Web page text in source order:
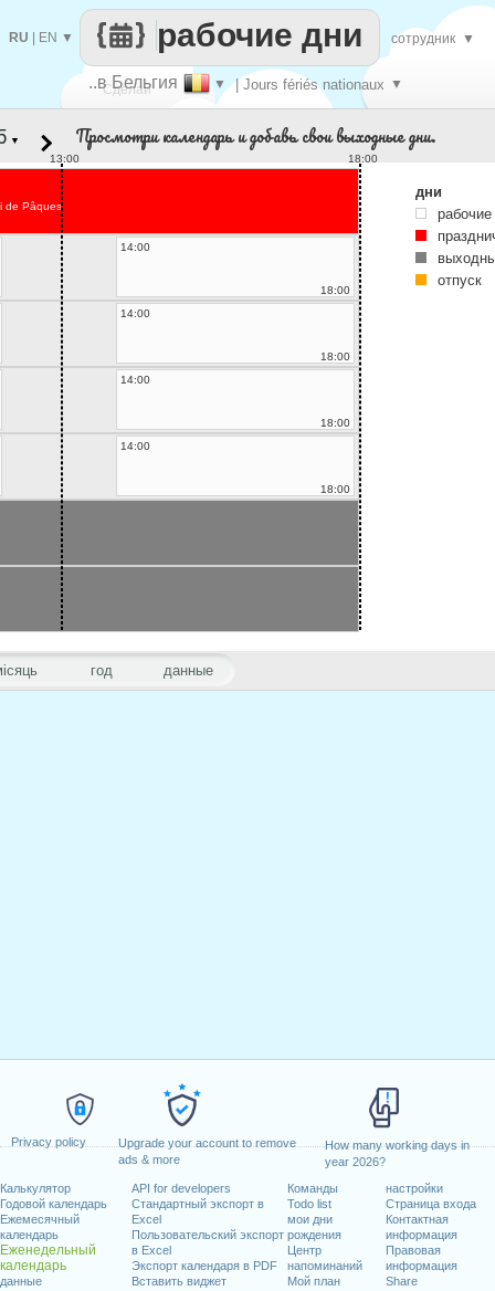
Privacy policy
Upgrade your account to remove
ads & more
How many working days in
year 2026?
Калькулятор
Годовой календарь
Ежемесячный
календарь
Еженедельный
календарь
данные
API for developers
Стандартный экспорт в
Excel
Пользовательский экспорт
в Excel
Экспорт календаря в PDF
Вставить виджет
Команды
Todo list
мои дни
рождения
Центр
напоминаний
Мой план
настройки
Страница входа
Контактная
информация
Правовая
информация
Share
Сделай
..в Бельгия ▼ | Jours fériés nationaux ▼
рабочие дни
RU EN ▼ сотрудник ▼
год данные
▼ Просмотри календарь и добавь свои выходные дни.
13:00 18:00
de Pâques
14:00
18:00
14:00
18:00
14:00
18:00
14:00
18:00
дни
отпуск